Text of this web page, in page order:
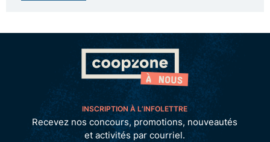
INSCRIPTION À L’INFOLETTRE
Recevez nos concours, promotions, nouveautés
et activités par courriel.